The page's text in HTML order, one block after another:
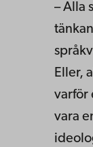
– Alla
Eller,
varför
vara